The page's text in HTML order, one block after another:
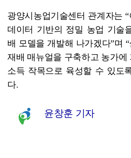
광양시농업기술센터 관계자는
데이터 기반의 정밀 농업 기술
배 모델을 개발해 나가겠다”며
재배 매뉴얼을 구축하고 농가에
소득 작목으로 육성할 수 있도
다.
윤창훈 기자